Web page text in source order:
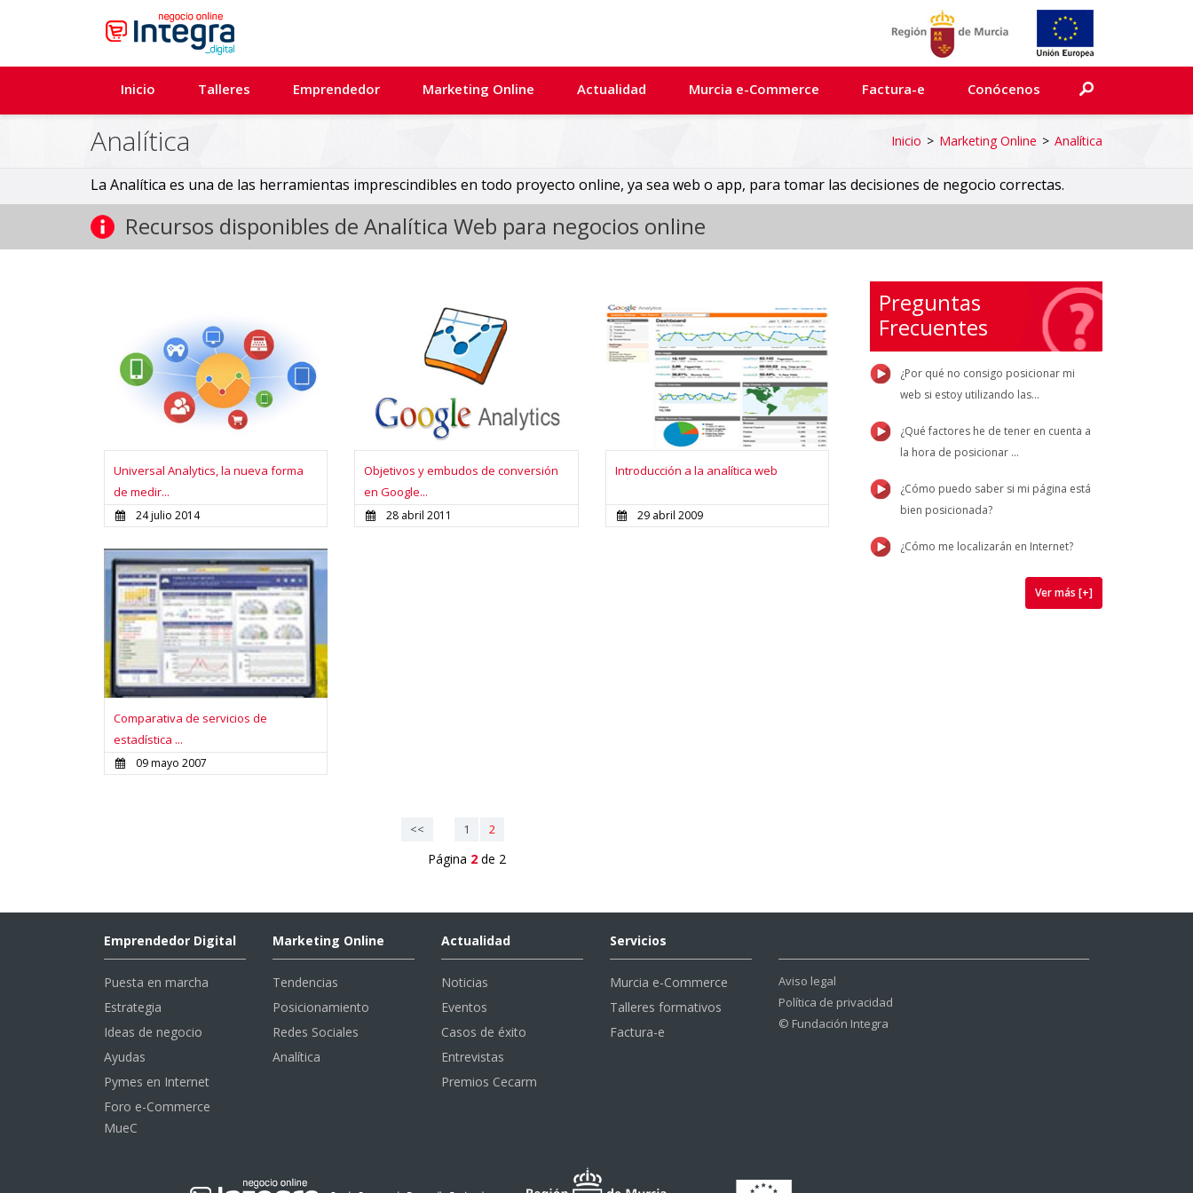
Inicio Talleres Emprendedor Marketing Online Actualidad Murcia e-Commerce Factura-e Conócenos
Analítica Inicio > Marketing Online > Analítica
La Analítica es una de las herramientas imprescindibles en todo proyecto online, ya sea web o app, para tomar las decisiones de negocio correctas.
Recursos disponibles de Analítica Web para negocios online
Universal Analytics, la nueva forma
de medir...
24 julio 2014
Objetivos y embudos de conversión
en Google...
28 abril 2011
Introducción a la analítica web
29 abril 2009
Comparativa de servicios de
estadística ...
09 mayo 2007
<< 1 2
Página 2 de 2
Preguntas
Frecuentes
¿Por qué no consigo posicionar mi
web si estoy utilizando las...
¿Qué factores he de tener en cuenta a
la hora de posicionar ...
¿Cómo puedo saber si mi página está
bien posicionada?
¿Cómo me localizarán en Internet?
Ver más [+]
Emprendedor Digital
Puesta en marcha
Estrategia
Ideas de negocio
Ayudas
Pymes en Internet
Foro e-Commerce
MueC
Marketing Online
Tendencias
Posicionamiento
Redes Sociales
Analítica
Actualidad
Noticias
Eventos
Casos de éxito
Entrevistas
Premios Cecarm
Servicios
Murcia e-Commerce
Talleres formativos
Factura-e
Aviso legal
Política de privacidad
© Fundación Integra